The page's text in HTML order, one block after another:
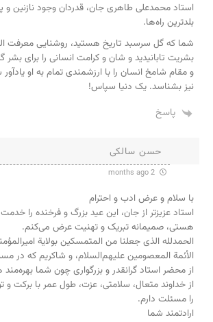
استاد محمدعلی طاهری جان، قدردان وجود نازنین و
بلدترین راه‌ها.
شما که گل‌ سرسبد تاریخ هستید، روشنایی معرفت
بشریت تابانیدید و شان و کرامت انسانی را برای بشر
و مقام شامخ انسان را با ارزشمندی تمام به او
نیز بشناسد. یک دنیا سپاس!
پاسخ
حسن سالکی
با سلام و عرض ادب و احترام
استاد عزیزتر از جان، این عید بزرگ و فرخنده را
هستی، صمیمانه تبریک و تهنیت عرض می‌کنم.
الحمدلله الذی جعلنا من المتمسکین بولایة
الأئمة المعصومین علیهم‌السلام، و شاکریم که در
از محضر استاد گرانقدر و بزرگواری چون شما
از خداوند متعال، سلامتی، عزت، طول عمر با برکت و
را مسئلت دارم.
ارادتمند شما